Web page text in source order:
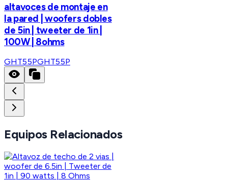
altavoces de montaje en
la pared | woofers dobles
de 5in | tweeter de 1in |
100W | 8ohms
GHT55PGHT55P
Equipos Relacionados